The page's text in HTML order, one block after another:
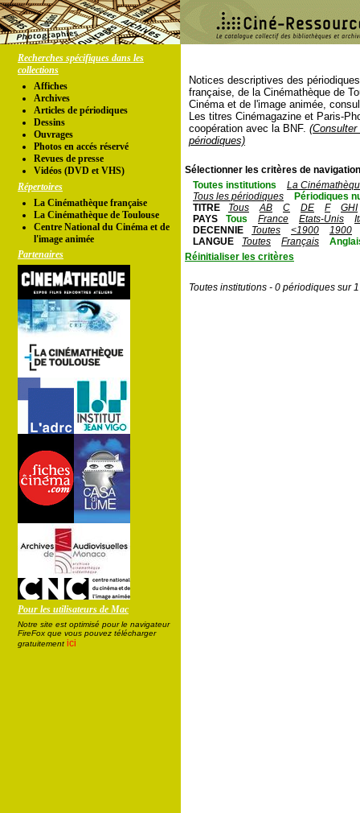
Recherches spécifiques dans les
collections
Affiches
Archives
Articles de périodiques
Dessins
Ouvrages
Photos en accés réservé
Revues de presse
Vidéos (DVD et VHS)
Répertoires
La Cinémathèque française
La Cinémathèque de Toulouse
Centre National du Cinéma et de
l'image animée
Partenaires
Pour les utilisateurs de Mac
Notre site est optimisé pour le navigateur
FireFox que vous pouvez télécharger
gratuitement ici
Notices descriptives des
française, de la Cinémathèque de
Cinéma et de l'image animée,
Les titres Cinémagazine et Paris-
coopération avec la BNF.
périodiques)
Sélectionner les critères de
Toutes institutions
La
Tous les périodiques
Périodiques
TITRE
Tous AB C DE F
GHI
PAYS
Tous France Etats-Unis
DECENNIE
Toutes <1900
1900
LANGUE
Toutes Français
Réinitialiser les critères
Toutes institutions - 0 périodiques sur